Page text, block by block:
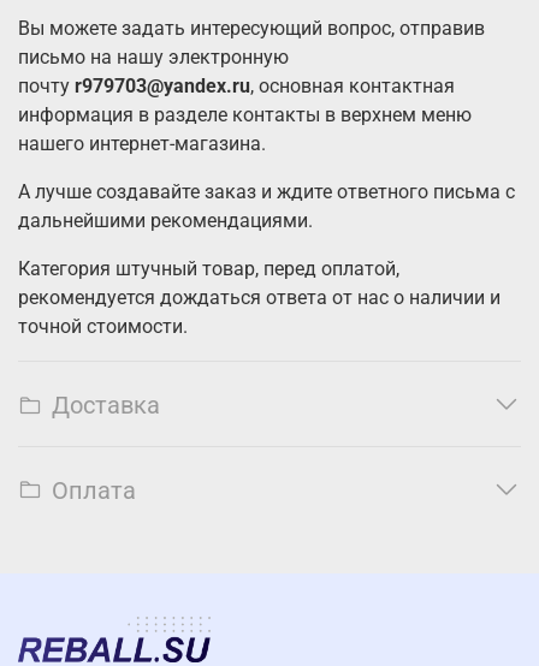
Вы можете задать интересующий вопрос, отправив
письмо на нашу электронную
почту r979703@yandex.ru, основная контактная
информация в разделе контакты в верхнем меню
нашего интернет-магазина.
А лучше создавайте заказ и ждите ответного письма с
дальнейшими рекомендациями.
Категория штучный товар, перед оплатой,
рекомендуется дождаться ответа от нас о наличии и
точной стоимости.
Доставка
Оплата